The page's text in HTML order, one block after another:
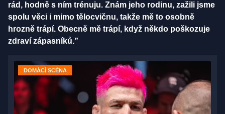
rád, hodně s ním trénuju. Znám jeho rodinu, zažili jsme
spolu věci i mimo tělocvičnu, takže mě to osobně
hrozně trápí. Obecně mě trápí, když někdo poškozuje
zdraví zápasníků.”
DOMÁCÍ SCÉNA